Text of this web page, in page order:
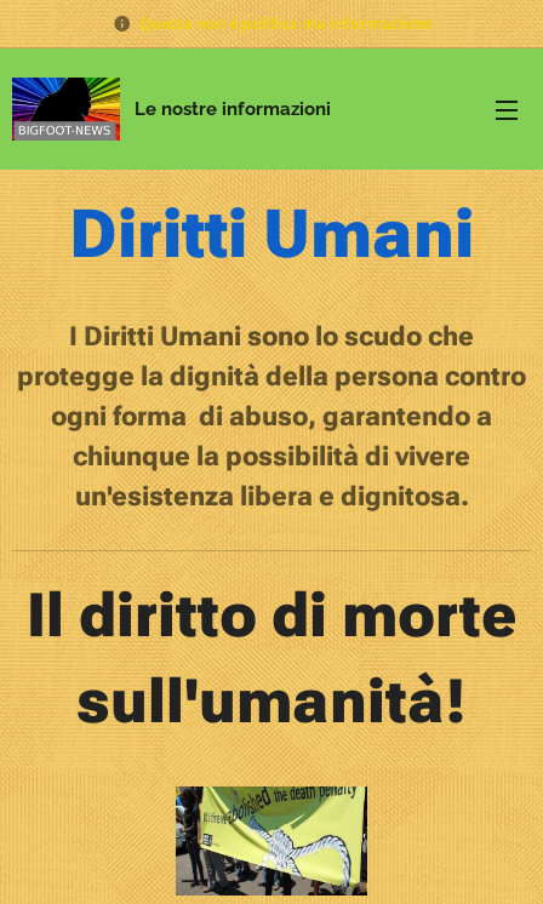
Questa non é politica ma informazione
Le nostre informazioni
Diritti Umani
I Diritti Umani sono lo scudo che
protegge la dignità della persona contro
ogni forma di abuso, garantendo a
chiunque la possibilità di vivere
un'esistenza libera e dignitosa.
Il diritto di morte
sull'umanità!